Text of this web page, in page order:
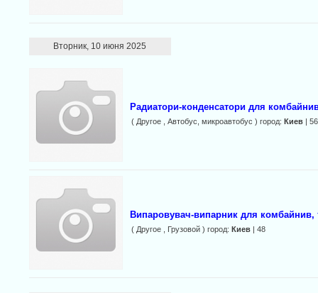
Вторник, 10 июня 2025
Радиатори-конденсатори для
( Другое , Автобус, микроавтобус ) город: Киев| 56
Випаровувач-випарник для комбайнив,
( Другое , Грузовой ) город: Киев| 48